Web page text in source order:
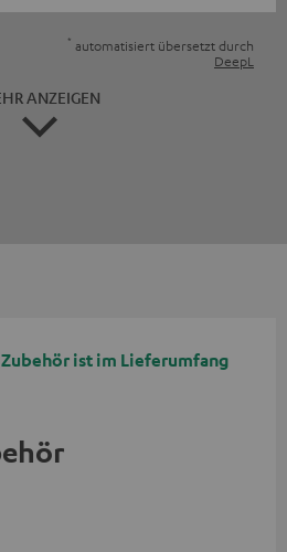
* automatisiert übersetzt durch
DeepL
ANZEIGEN
ist im Lieferumfang